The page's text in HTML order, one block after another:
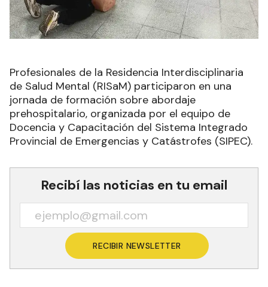
Profesionales de la Residencia Interdisciplinaria
de Salud Mental (RISaM) participaron en una
jornada de formación sobre abordaje
prehospitalario, organizada por el equipo de
Docencia y Capacitación del Sistema Integrado
Provincial de Emergencias y Catástrofes (SIPEC).
Recibí las noticias en tu email
RECIBIR NEWSLETTER